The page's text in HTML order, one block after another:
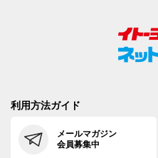
利用方法ガイド
メールマガジン
会員募集中